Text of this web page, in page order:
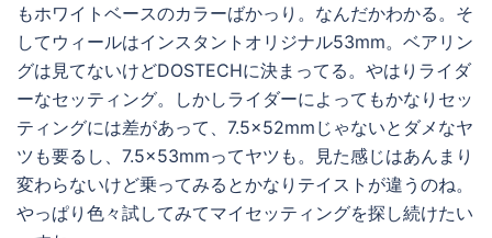
もホワイトベースのカラーばかっり。なんだかわかる。そ
してウィールはインスタントオリジナル53mm。ベアリン
グは見てないけどDOSTECHに決まってる。やはりライダ
ーなセッティング。しかしライダーによってもかなりセッ
ティングには差があって、7.5×52mmじゃないとダメなヤ
ツも要るし、7.5×53mmってヤツも。見た感じはあんまり
変わらないけど乗ってみるとかなりテイストが違うのね。
やっぱり色々試してみてマイセッティングを探し続けたい